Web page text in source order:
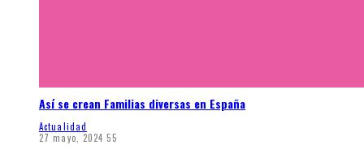
Así se crean Familias diversas en España
Actualidad
27 mayo, 2024 55